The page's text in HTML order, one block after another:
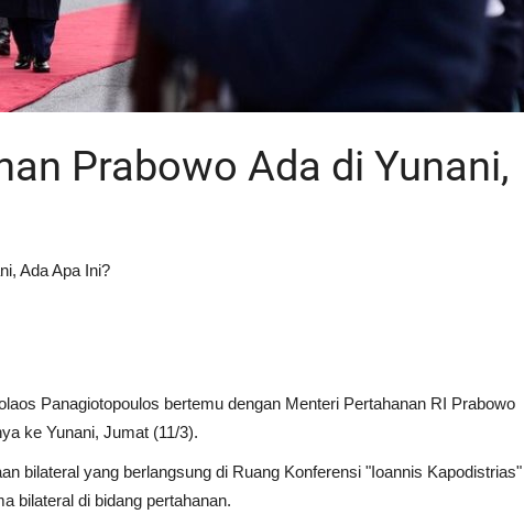
Prabowo Ada di Yunani,
Ada Apa Ini?
Panagiotopoulos bertemu dengan Menteri Pertahanan RI Prabowo
ke Yunani, Jumat (11/3).
bilateral yang berlangsung di Ruang Konferensi "Ioannis Kapodistrias"
bilateral di bidang pertahanan.